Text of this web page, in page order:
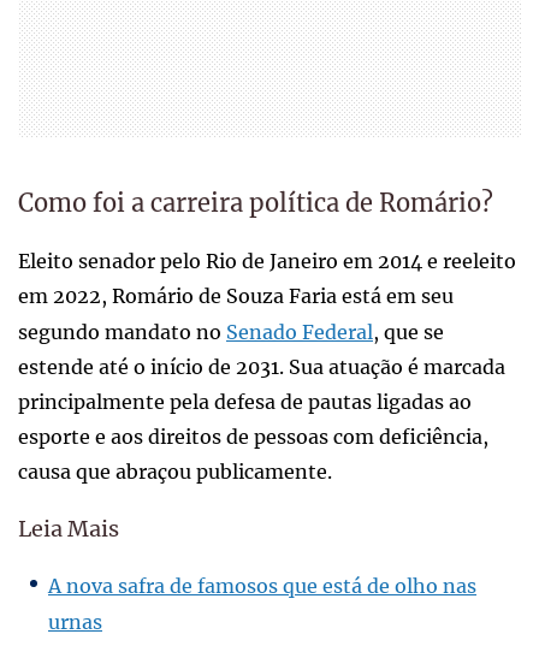
Como foi a carreira política de Romário?
Eleito senador pelo Rio de Janeiro em 2014 e reeleito
em 2022, Romário de Souza Faria está em seu
segundo mandato no Senado Federal, que se
estende até o início de 2031. Sua atuação é marcada
principalmente pela defesa de pautas ligadas ao
esporte e aos direitos de pessoas com deficiência,
causa que abraçou publicamente.
Leia Mais
A nova safra de famosos que está de olho nas
urnas